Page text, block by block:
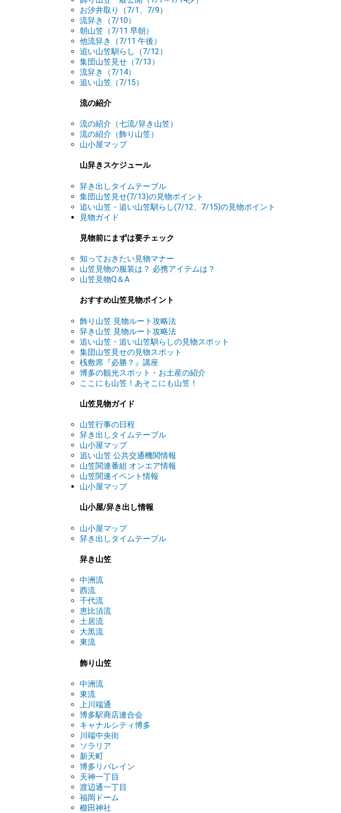
お汐井取り（7/1、7/9）
流舁き（7/10）
朝山笠（7/11 早朝）
他流舁き（7/11 午後）
追い山笠馴らし（7/12）
集団山笠見せ（7/13）
流舁き（7/14）
追い山笠（7/15）
流の紹介
流の紹介（七流/舁き山笠）
流の紹介（飾り山笠）
山小屋マップ
山舁きスケジュール
舁き出しタイムテーブル
集団山笠見せ(7/13)の見物ポイント
追い山笠・追い山笠馴らし(7/12、7/15)の見物ポイント
見物ガイド
見物前にまずは要チェック
知っておきたい見物マナー
山笠見物の服装は？ 必携アイテムは？
山笠見物Q＆A
おすすめ山笠見物ポイント
飾り山笠 見物ルート攻略法
舁き山笠 見物ルート攻略法
追い山笠・追い山笠馴らしの見物スポット
集団山笠見せの見物スポット
桟敷席『必勝？』講座
博多の観光スポット・お土産の紹介
ここにも山笠！あそこにも山笠！
山笠見物ガイド
山笠行事の日程
舁き出しタイムテーブル
山小屋マップ
追い山笠 公共交通機関情報
山笠関連番組 オンエア情報
山笠関連イベント情報
山小屋マップ
山小屋/舁き出し情報
山小屋マップ
舁き出しタイムテーブル
舁き山笠
中洲流
西流
千代流
恵比須流
土居流
大黒流
東流
飾り山笠
中洲流
東流
上川端通
博多駅商店連合会
キャナルシティ博多
川端中央街
ソラリア
新天町
博多リバレイン
天神一丁目
渡辺通一丁目
福岡ドーム
櫛田神社